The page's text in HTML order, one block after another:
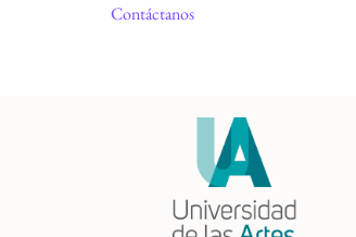
Contáctanos